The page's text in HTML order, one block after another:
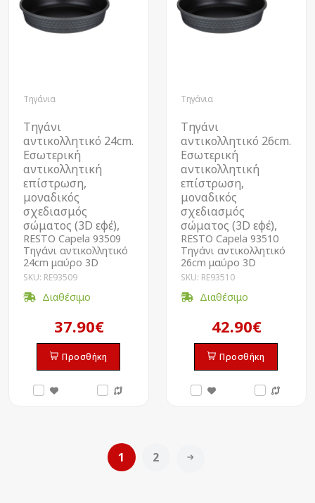
Τηγάνια
Τηγάνι
αντικολλητικό 24cm.
Εσωτερική
αντικολλητική
επίστρωση,
μοναδικός
σχεδιασμός
σώματος (3D εφέ),
RESTO Capela 93509
Τηγάνι αντικολλητικό
24cm μαύρο 3D
SKU: RE93509
Διαθέσιμο
37.90€
Προσθήκη
Τηγάνια
Τηγάνι
αντικολλητικό 26cm.
Εσωτερική
αντικολλητική
επίστρωση,
μοναδικός
σχεδιασμός
σώματος (3D εφέ),
RESTO Capela 93510
Τηγάνι αντικολλητικό
26cm μαύρο 3D
SKU: RE93510
Διαθέσιμο
42.90€
Προσθήκη
1 2